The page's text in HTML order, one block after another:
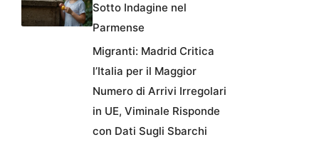
Sotto Indagine nel
Parmense
Migranti: Madrid Critica
l’Italia per il Maggior
Numero di Arrivi Irregolari
in UE, Viminale Risponde
con Dati Sugli Sbarchi